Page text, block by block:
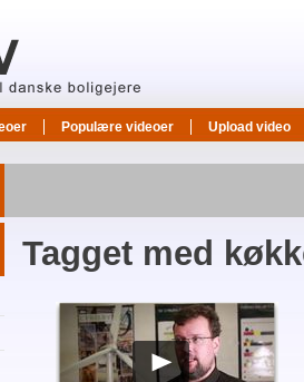
Populære videoer Upload video
Tagget med